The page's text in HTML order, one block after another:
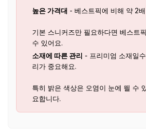
높은 가격대 - 베스트픽에 비해 약 2
기본 스니커즈만 필요하다면 베스트
수 있어요.
소재에 따른 관리 - 프리미엄 소재일
리가 중요해요.
특히 밝은 색상은 오염이 눈에 띌 수
요합니다.